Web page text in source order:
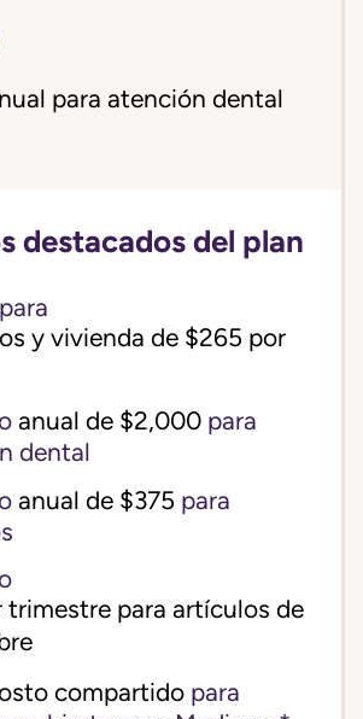
para atención dental
destacados del plan
y vivienda de $265 por
anual de $2,000 para
dental
anual de $375 para
trimestre para artículos de
compartido para